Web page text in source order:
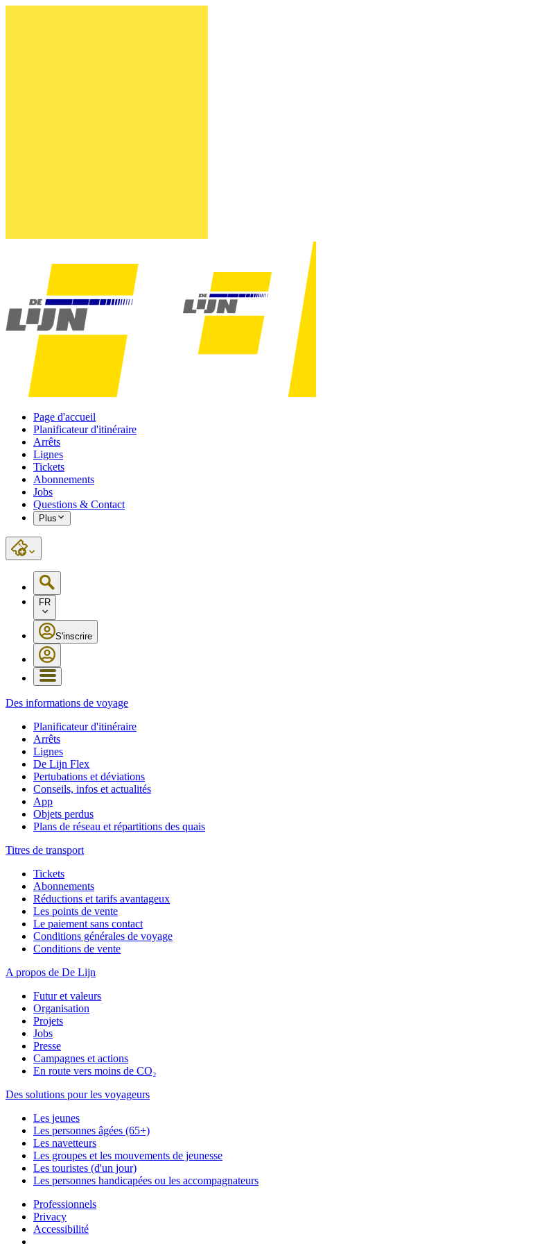
Page d'accueil
Planificateur d'itinéraire
Arrêts
Lignes
Tickets
Abonnements
Jobs
Questions & Contact
Plus
FR
S'inscrire
Des informations de voyage
Planificateur d'itinéraire
Arrêts
Lignes
De Lijn Flex
Pertubations et déviations
Conseils, infos et actualités
App
Objets perdus
Plans de réseau et répartitions des quais
Titres de transport
Tickets
Abonnements
Réductions et tarifs avantageux
Les points de vente
Le paiement sans contact
Conditions générales de voyage
Conditions de vente
A propos de De Lijn
Futur et valeurs
Organisation
Projets
Jobs
Presse
Campagnes et actions
En route vers moins de CO₂
Des solutions pour les voyageurs
Les jeunes
Les personnes âgées (65+)
Les navetteurs
Les groupes et les mouvements de jeunesse
Les touristes (d'un jour)
Les personnes handicapées ou les accompagnateurs
Professionnels
Privacy
Accessibilité